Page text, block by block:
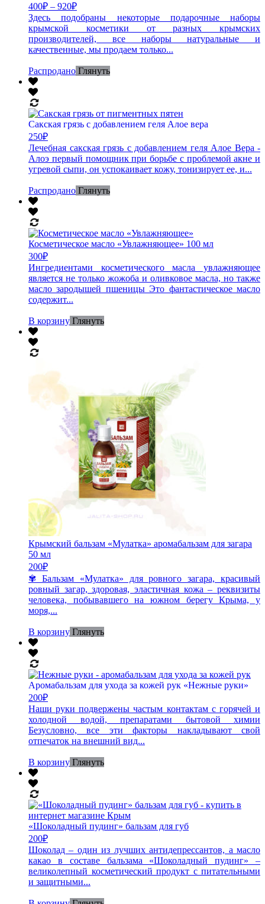
400₽ – 920₽
Здесь подобраны некоторые подарочные наборы
крымской косметики от разных крымских
производителей, все наборы натуральные и
качественные, мы продаем только...
Распродано Глянуть
Сакская грязь с добавлением геля Алое вера
250₽
Лечебная сакская грязь с добавлением геля Алое Вера -
Алоэ первый помощник при борьбе с проблемой акне и
угревой сыпи, он успокаивает кожу, тонизирует ее, и...
Распродано Глянуть
Косметическое масло «Увлажняющее» 100 мл
300₽
Ингредиентами косметического масла увлажняющее
является не только жожоба и оливковое масла, но также
масло зародышей пшеницы Это фантастическое масло
содержит...
В корзину Глянуть
Крымский бальзам «Мулатка» аромабальзам для загара
50 мл
200₽
✾ Бальзам «Мулатка» для ровного загара, красивый
ровный загар, здоровая, эластичная кожа – реквизиты
человека, побывавшего на южном берегу Крыма, у
моря,...
В корзину Глянуть
Аромабальзам для ухода за кожей рук «Нежные руки»
200₽
Наши руки подвержены частым контактам с горячей и
холодной водой, препаратами бытовой химии
Безусловно, все эти факторы накладывают свой
отпечаток на внешний вид...
В корзину Глянуть
«Шоколадный пудинг» бальзам для губ
200₽
Шоколад – один из лучших антидепрессантов, а масло
какао в составе бальзама «Шоколадный пудинг» –
великолепный косметический продукт с питательными
и защитными...